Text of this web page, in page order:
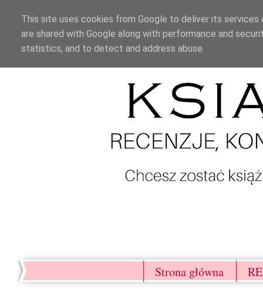
Strona główna
This site uses cookies from Google to deliver its
are shared with Google along with performance and
statistics, and to detect and address abuse.